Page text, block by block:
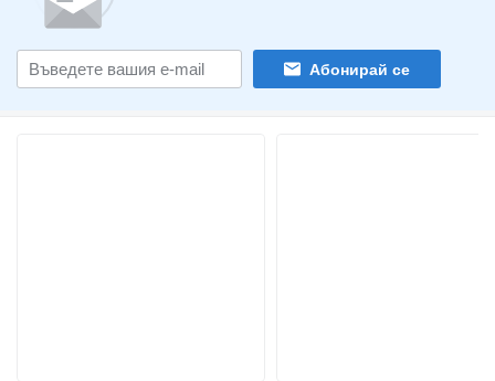
Абонирай се